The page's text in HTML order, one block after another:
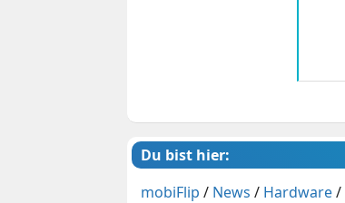
Du bist hier:
mobiFlip / News / Hardware/